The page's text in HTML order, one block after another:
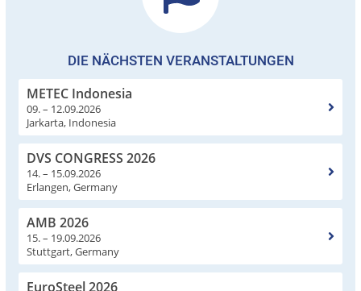
DIE NÄCHSTEN VERANSTALTUNGEN
METEC Indonesia
09. – 12.09.2026
Jarkarta, Indonesia
DVS CONGRESS 2026
14. – 15.09.2026
Erlangen, Germany
AMB 2026
15. – 19.09.2026
Stuttgart, Germany
EuroSteel 2026